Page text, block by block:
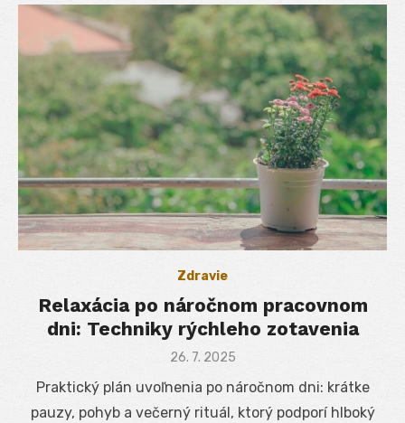
Zdravie
Relaxácia po náročnom pracovnom
dni: Techniky rýchleho zotavenia
Posted
26. 7. 2025
Praktický plán uvoľnenia po náročnom dni: krátke
pauzy, pohyb a večerný rituál, ktorý podporí hlboký